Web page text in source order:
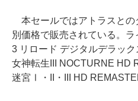
本セールではアトラスとの
別価格で販売されている。
3 リロード デジタルデラッ
女神転生III NOCTURNE HD
迷宮Ⅰ・II・III HD